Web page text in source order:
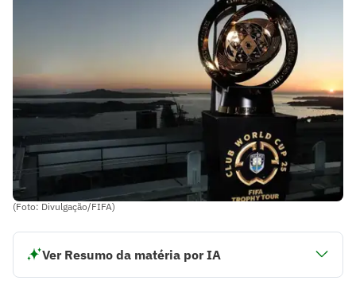
(Foto: Divulgação/FIFA)
Ver Resumo da matéria por IA